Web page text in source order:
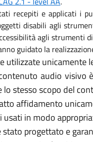
recepiti e applicati i
disabili agli
agli strumenti
guidato la
utilizzate unicamente
audio visivo
lo stesso scopo del
affidamento
usati in modo
progettato e